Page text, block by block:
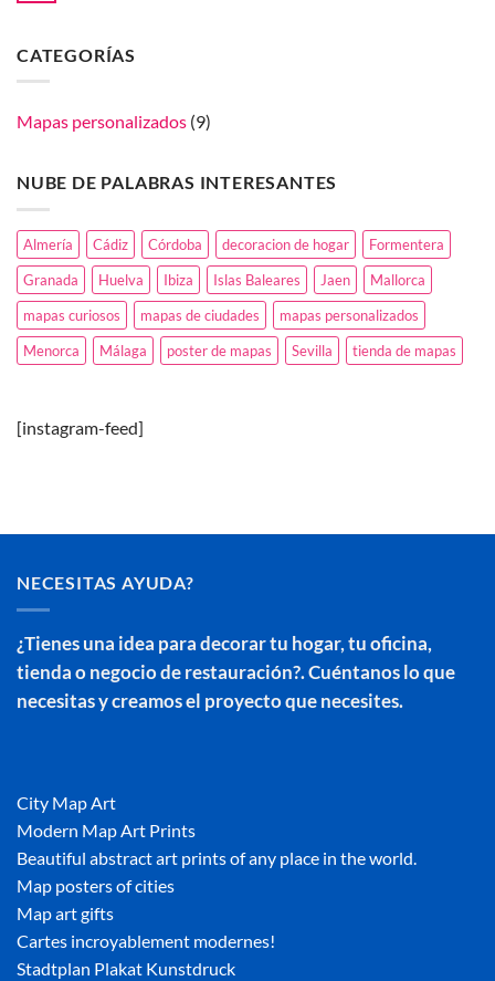
marzo,
Islas
Baleares
mapa
de
Celebra
regalando
CATEGORÍAS
Mapas personalizados (9)
NUBE DE PALABRAS INTERESANTES
Almería Cádiz Córdoba decoracion de hogar
Formentera
Granada
Huelva Ibiza Islas Baleares Jaen
Mallorca
mapas curiosos
mapas de ciudades
mapas personalizados
Menorca
Málaga poster de mapas Sevilla tienda de mapas
[instagram-feed]
NECESITAS AYUDA?
¿Tienes una idea para decorar tu hogar, tu oficina,
tienda o negocio de restauración?. Cuéntanos lo que
necesitas y creamos el proyecto que necesites.
City Map Art
Modern Map Art Prints
Beautiful abstract art prints of any place in the world.
Map posters of cities
Map art gifts
Cartes incroyablement modernes!
Stadtplan Plakat Kunstdruck